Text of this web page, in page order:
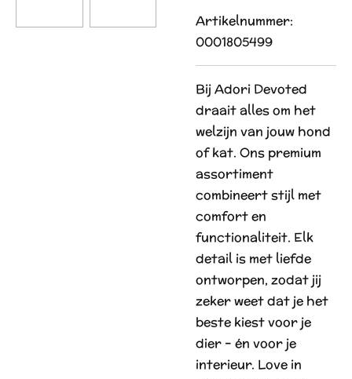
Artikelnummer:
0001805499
Bij Adori Devoted
draait alles om het
welzijn van jouw hond
of kat. Ons premium
assortiment
combineert stijl met
comfort en
functionaliteit. Elk
detail is met liefde
ontworpen, zodat jij
zeker weet dat je het
beste kiest voor je
dier – én voor je
interieur. Love in